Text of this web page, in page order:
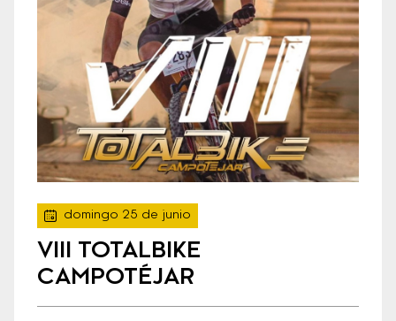
domingo 25 de junio
VIII TOTALBIKE
CAMPOTÉJAR